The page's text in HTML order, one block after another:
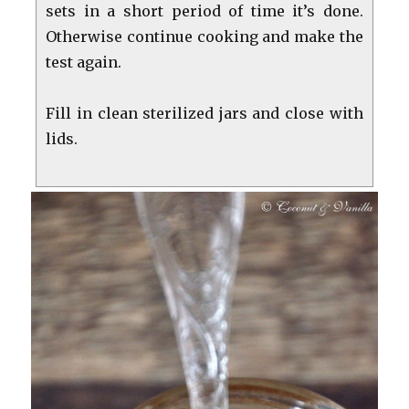
sets in a short period of time it’s done.
Otherwise continue cooking and make the
test again.
Fill in clean sterilized jars and close with
lids.